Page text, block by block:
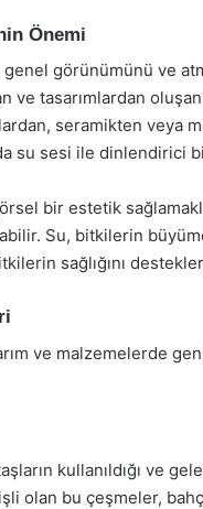
Önemi
görünümünü ve
ve tasarımlardan
seramikten veya
su sesi ile dinlendirici
bir estetik
Su, bitkilerin
sağlığını
ve malzemelerde
kullanıldığı ve
olan bu çeşmeler,